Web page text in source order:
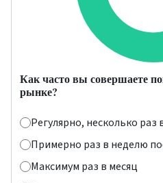
Как часто вы совершаете
рынке?
Регулярно, несколько раз
Примерно раз в неделю
Максимум раз в месяц